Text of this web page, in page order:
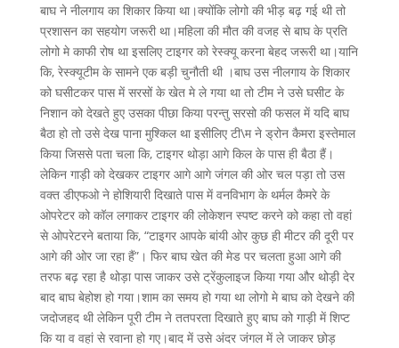
बाघ ने नीलगाय का शिकार किया था।क्योंकि लोगो की भीड़ बढ़ गई थी तो
प्रशासन का सहयोग जरूरी था।महिला की मौत की वजह से बाघ के प्रति
लोगो मे काफी रोष था इसलिए टाइगर को रेस्क्यू करना बेहद जरूरी था।यानि
कि, रेस्क्यूटीम के सामने एक बड़ी चुनौती थी ।बाघ उस नीलगाय के शिकार
को घसीटकर पास में सरसों के खेत मे ले गया था तो टीम ने उसे घसीट के
निशान को देखते हुए उसका पीछा किया परन्तु सरसो की फसल में यदि बाघ
बैठा हो तो उसे देख पाना मुश्किल था इसीलिए टी\म ने ड्रोन कैमरा इस्तेमाल
किया जिससे पता चला कि, टाइगर थोड़ा आगे किल के पास ही बैठा हैं।
लेकिन गाड़ी को देखकर टाइगर आगे आगे जंगल की ओर चल पड़ा तो उस
वक्त डीएफओ ने होशियारी दिखाते पास में वनविभाग के थर्मल कैमरे के
ओपरेटर को कॉल लगाकर टाइगर की लोकेशन स्पष्ट करने को कहा तो वहां
से ओपरेटरने बताया कि, “टाइगर आपके बांयी ओर कुछ ही मीटर की दूरी पर
आगे की ओर जा रहा हैं”। फिर बाघ खेत की मेड पर चलता हुआ आगे की
तरफ बढ़ रहा है थोड़ा पास जाकर उसे ट्रेंकुलाइज किया गया और थोड़ी देर
बाद बाघ बेहोश हो गया।शाम का समय हो गया था लोगो मे बाघ को देखने की
जदोजहद थी लेकिन पूरी टीम ने ततपरता दिखाते हुए बाघ को गाड़ी में शिप्ट
कि या व वहां से रवाना हो गए।बाद में उसे अंदर जंगल में ले जाकर छोड़